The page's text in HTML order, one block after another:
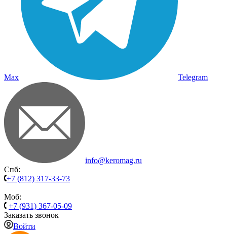
Max Telegram
info@keromag.ru
Спб:
+7 (812) 317-33-73
Моб:
+7 (931) 367-05-09
Заказать звонок
Войти